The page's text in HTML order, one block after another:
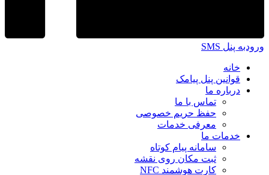
ورودبه پنل SMS
خانه
قوانین پنل پیامک
درباره ما
تماس با ما
حفظ حریم خصوصی
معرفی خدمات
خدمات ما
سامانه پیام کوتاه
ثبت مکان روی نقشه
کارت هوشمند NFC